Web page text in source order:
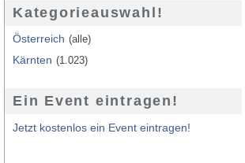
Kategorieauswahl!
Österreich (alle)
Kärnten (1.023)
Ein Event eintragen!
Jetzt kostenlos ein Event eintragen!